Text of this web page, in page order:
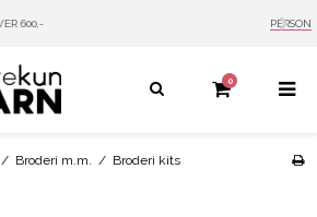
PERSONLIG SERVICE
0
/ Broderi m.m. / Broderi kits